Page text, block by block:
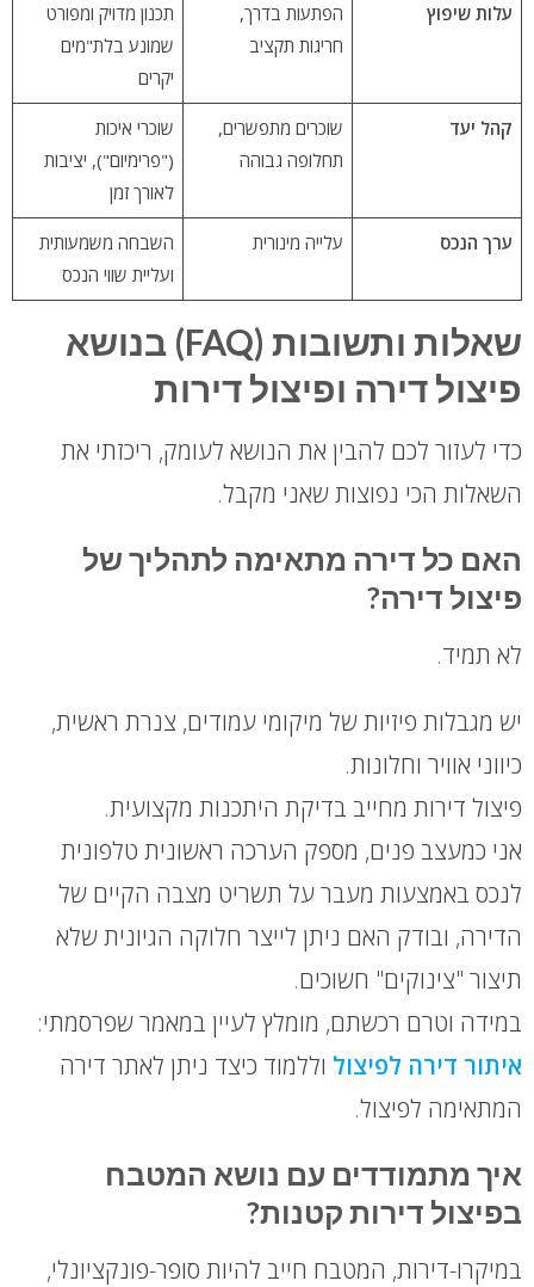
עלות שיפוץ
הפתעות בדרך,
חריגות תקציב
תכנון מדויק ומפורט
שמונע בלת"מים
יקרים
קהל יעד
שוכרים מתפשרים,
תחלופה גבוהה
שוכרי איכות
("פרימיום"), יציבות
לאורך זמן
ערך הנכס עלייה מינורית
השבחה משמעותית
ועליית שווי הנכס
שאלות ותשובות (FAQ) בנושא
פיצול דירה ופיצול דירות
כדי לעזור לכם להבין את הנושא לעומק, ריכזתי את
השאלות הכי נפוצות שאני מקבל.
האם כל דירה מתאימה לתהליך של
פיצול דירה?
לא תמיד.
יש מגבלות פיזיות של מיקומי עמודים, צנרת ראשית,
כיווני אוויר וחלונות.
פיצול דירות מחייב בדיקת היתכנות מקצועית.
אני כמעצב פנים, מספק הערכה ראשונית טלפונית
לנכס באמצעות מעבר על תשריט מצבה הקיים של
הדירה, ובודק האם ניתן לייצר חלוקה הגיונית שלא
תיצור "צינוקים" חשוכים.
במידה וטרם רכשתם, מומלץ לעיין במאמר שפרסמתי:
איתור דירה לפיצול וללמוד כיצד ניתן לאתר דירה
המתאימה לפיצול.
איך מתמודדים עם נושא המטבח
בפיצול דירות קטנות?
במיקרו-דירות, המטבח חייב להיות סופר-פונקציונלי,